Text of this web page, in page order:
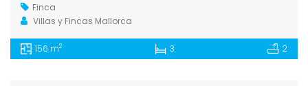
Finca
Villas y Fincas Mallorca
156 m2 3 2